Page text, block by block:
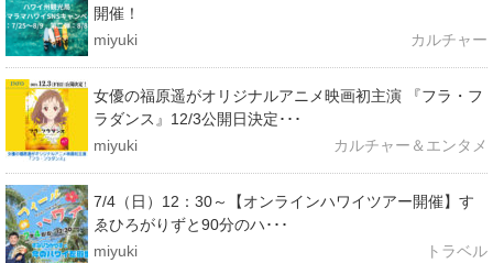
開催！
miyuki
カルチャー
女優の福原遥がオリジナルアニメ映画初主演 『フラ・フ
ラダンス』12/3公開日決定･･･
miyuki
カルチャー＆エンタメ
7/4（日）12：30～【オンラインハワイツアー開催】す
ゑひろがりずと90分のハ･･･
miyuki
トラベル